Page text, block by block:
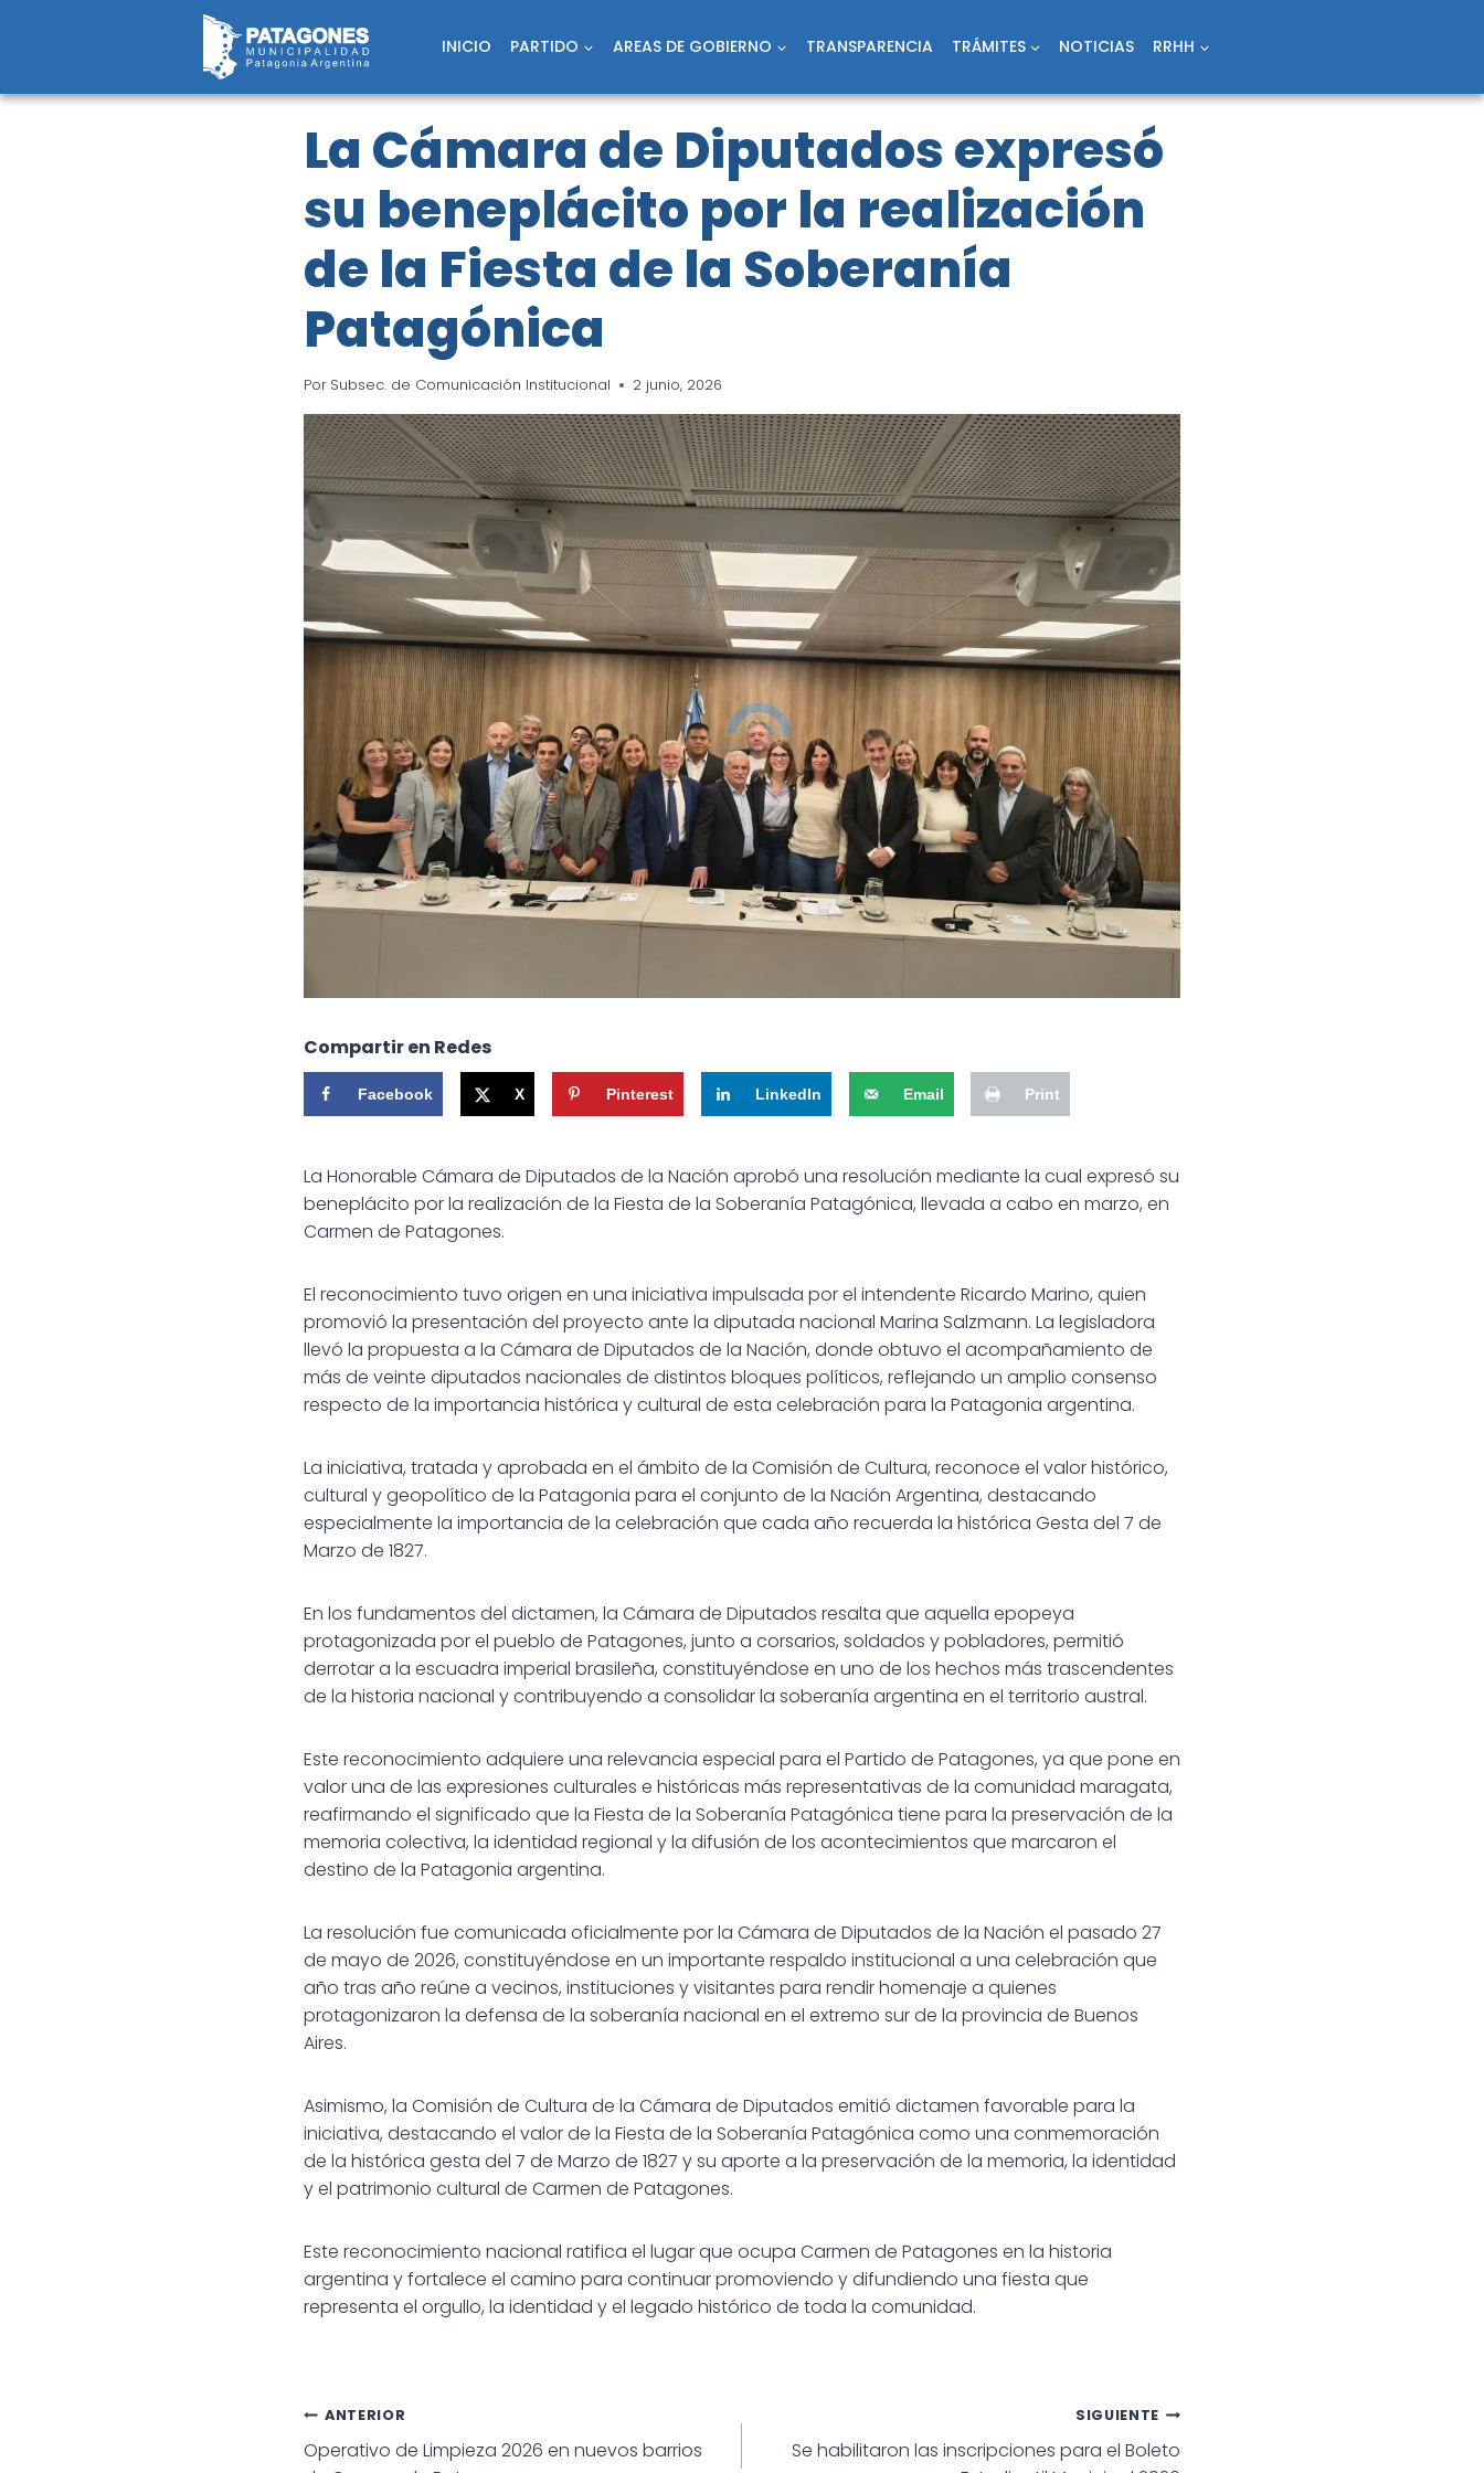
INICIO PARTIDO AREAS DE GOBIERNO TRANSPARENCIA TRÁMITES NOTICIAS RRHH
La Cámara de Diputados expresó
su beneplácito por la realización
de la Fiesta de la Soberanía
Patagónica
Por Subsec. de Comunicación Institucional 2 junio, 2026
Compartir en Redes
Facebook X Pinterest LinkedIn Email Print
La Honorable Cámara de Diputados de la Nación aprobó una resolución mediante la cual expresó su
beneplácito por la realización de la Fiesta de la Soberanía Patagónica, llevada a cabo en marzo, en
Carmen de Patagones.
El reconocimiento tuvo origen en una iniciativa impulsada por el intendente Ricardo Marino, quien
promovió la presentación del proyecto ante la diputada nacional Marina Salzmann. La legisladora
llevó la propuesta a la Cámara de Diputados de la Nación, donde obtuvo el acompañamiento de
más de veinte diputados nacionales de distintos bloques políticos, reflejando un amplio consenso
respecto de la importancia histórica y cultural de esta celebración para la Patagonia argentina.
La iniciativa, tratada y aprobada en el ámbito de la Comisión de Cultura, reconoce el valor histórico,
cultural y geopolítico de la Patagonia para el conjunto de la Nación Argentina, destacando
especialmente la importancia de la celebración que cada año recuerda la histórica Gesta del 7 de
Marzo de 1827.
En los fundamentos del dictamen, la Cámara de Diputados resalta que aquella epopeya
protagonizada por el pueblo de Patagones, junto a corsarios, soldados y pobladores, permitió
derrotar a la escuadra imperial brasileña, constituyéndose en uno de los hechos más trascendentes
de la historia nacional y contribuyendo a consolidar la soberanía argentina en el territorio austral.
Este reconocimiento adquiere una relevancia especial para el Partido de Patagones, ya que pone en
valor una de las expresiones culturales e históricas más representativas de la comunidad maragata,
reafirmando el significado que la Fiesta de la Soberanía Patagónica tiene para la preservación de la
memoria colectiva, la identidad regional y la difusión de los acontecimientos que marcaron el
destino de la Patagonia argentina.
La resolución fue comunicada oficialmente por la Cámara de Diputados de la Nación el pasado 27
de mayo de 2026, constituyéndose en un importante respaldo institucional a una celebración que
año tras año reúne a vecinos, instituciones y visitantes para rendir homenaje a quienes
protagonizaron la defensa de la soberanía nacional en el extremo sur de la provincia de Buenos
Aires.
Asimismo, la Comisión de Cultura de la Cámara de Diputados emitió dictamen favorable para la
iniciativa, destacando el valor de la Fiesta de la Soberanía Patagónica como una conmemoración
de la histórica gesta del 7 de Marzo de 1827 y su aporte a la preservación de la memoria, la identidad
y el patrimonio cultural de Carmen de Patagones.
Este reconocimiento nacional ratifica el lugar que ocupa Carmen de Patagones en la historia
argentina y fortalece el camino para continuar promoviendo y difundiendo una fiesta que
representa el orgullo, la identidad y el legado histórico de toda la comunidad.
Navegación
ANTERIOR
Operativo de Limpieza 2026 en nuevos barrios
SIGUIENTE
Se habilitaron las inscripciones para el Boleto